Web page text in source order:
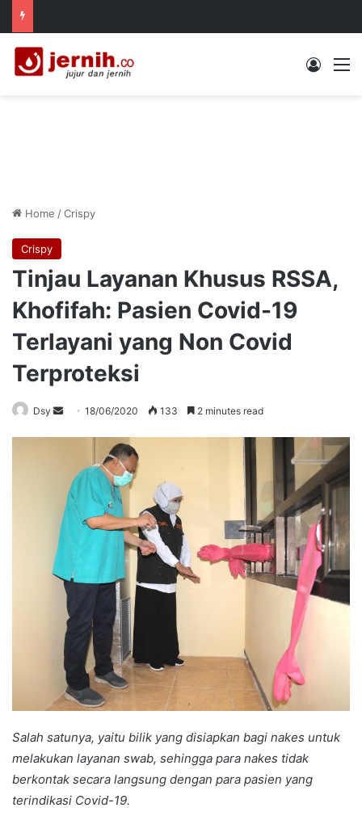
Log In
Home /Crispy
Crispy
Tinjau Layanan Khusus RSSA,
Khofifah: Pasien Covid-19
Terlayani yang Non Covid
Terproteksi
Dsy
Send18/06/2020 133 2 minutes read
Salah satunya, yaitu bilik yang disiapkan bagi nakes untuk
melakukan layanan swab, sehingga para nakes tidak
berkontak secara langsung dengan para pasien yang
terindikasi Covid-19.